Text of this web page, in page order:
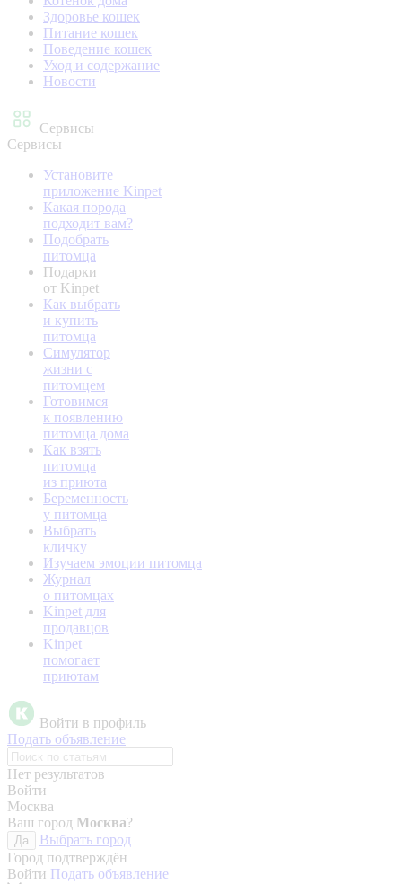
Здоровье кошек
Питание кошек
Поведение кошек
Уход и содержание
Новости
Сервисы
Сервисы
Установите
приложение Kinpet
Какая порода
подходит вам?
Подобрать
питомца
Подарки
от Kinpet
Как выбрать
и купить
питомца
Симулятор
жизни с
питомцем
Готовимся
к появлению
питомца дома
Как взять
питомца
из приюта
Беременность
у питомца
Выбрать
кличку
Изучаем эмоции питомца
Журнал
о питомцах
Kinpet для
продавцов
Kinpet
помогает
приютам
Войти в профиль
Подать объявление
Нет результатов
Войти
Москва
Ваш город Москва?
Да
Выбрать город
Город подтверждён
Войти Подать объявление